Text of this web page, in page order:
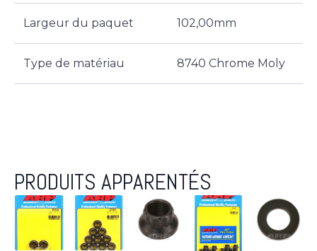
Largeur du paquet 102,00mm
Type de matériau 8740 Chrome Moly
PRODUITS APPARENTÉS